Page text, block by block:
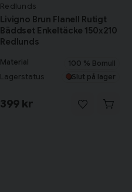
Redlunds
Livigno Brun Flanell Rutigt
Bäddset Enkeltäcke 150x210
Redlunds
Material 100 % Bomull
Lagerstatus Slut på lager
399 kr